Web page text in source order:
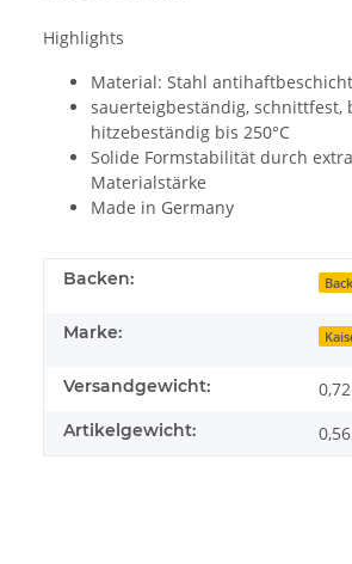
Highlights
Material: Stahl
sauerteigbeständig, schnittfest,
hitzebeständig bis 250°C
Solide Formstabilität durch
Materialstärke
Made in Germany
Backen:
Marke:
Versandgewicht:
Artikelgewicht: 0,56